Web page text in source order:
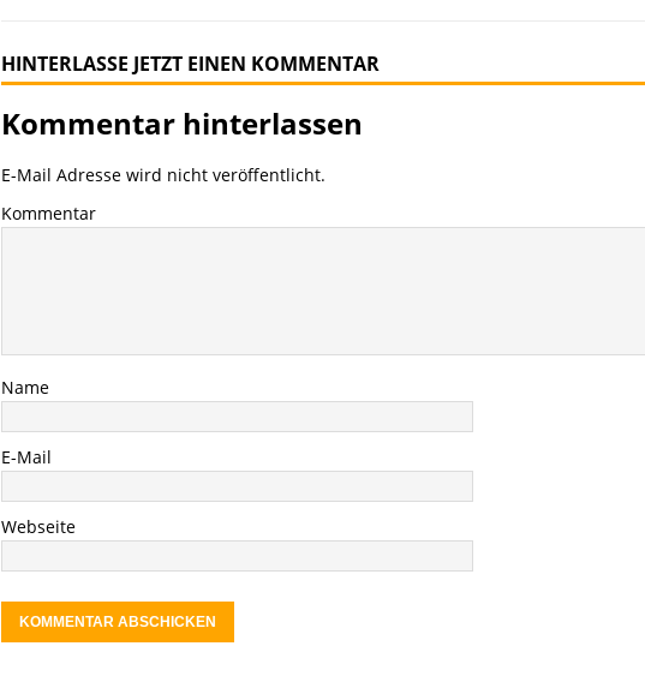
HINTERLASSE JETZT EINEN KOMMENTAR
Kommentar hinterlassen
E-Mail Adresse wird nicht veröffentlicht.
Kommentar
Name
E-Mail
Webseite